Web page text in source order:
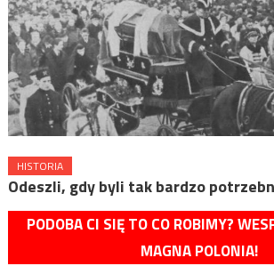
HISTORIA
Odeszli, gdy byli tak bardzo
PODOBA CI SIĘ TO CO ROBIMY?
MAGNA POLONIA!